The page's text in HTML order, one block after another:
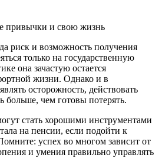
привычки и свою жизнь
риск и возможность получения
только на государственную
она зачастую остается
жизни. Однако и в
осторожность, действовать
больше, чем готовы потерять.
стать хорошими инструментами
на пенсии, если подойти к
успех во многом зависит от
и умения правильно управлять